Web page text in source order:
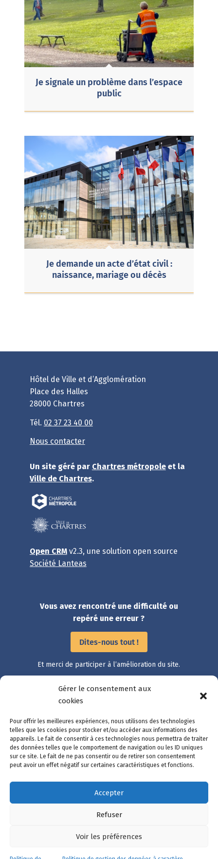
Je signale un problème dans l’espace
public
Je demande un acte d’état civil :
naissance, mariage ou décès
Hôtel de Ville et d’Agglomération
Place des Halles
28000 Chartres
Tél. 02 37 23 40 00
Nous contacter
Un site géré par Chartres métropoleet la
Ville de Chartres.
Open CRMv2.3, une solution open source
Société Lanteas
Vous avez rencontré une difficulté ou
repéré une erreur ?
Dites-nous tout !
Et merci de participer à l’amélioration du site.
Accès rapide
Catalogue des démarches
Suivre ma démarche
Mon compte
Nous contacter
Mentions légales
Données personnelles
Gestion des cookies
Gérer le consentement aux
cookies
Pour offrir les meilleures expériences, nous utilisons des technologies
telles que les cookies pour stocker et/ou accéder aux informations des
appareils. Le fait de consentir à ces technologies nous permettra de traiter
des données telles que le comportement de navigation ou les ID uniques
sur ce site. Le fait de ne pas consentir ou de retirer son consentement
peut avoir un effet négatif sur certaines caractéristiques et fonctions.
Accepter
Refuser
Voir les préférences